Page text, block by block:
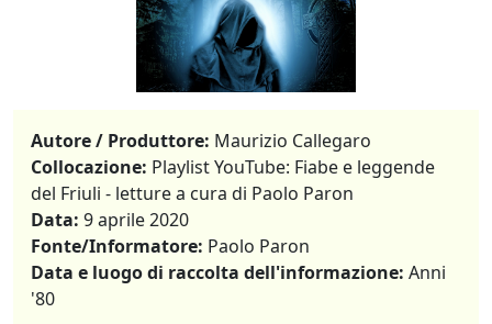
Autore / Produttore: Maurizio Callegaro
Collocazione: Playlist YouTube: Fiabe e leggende
del Friuli - letture a cura di Paolo Paron
Data: 9 aprile 2020
Fonte/Informatore: Paolo Paron
Data e luogo di raccolta dell'informazione: Anni
'80